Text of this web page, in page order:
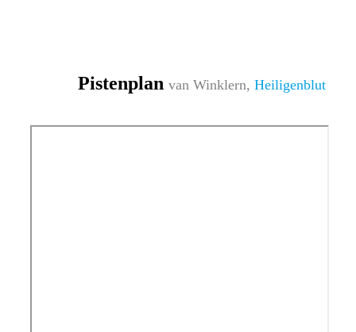
Pistenplan van Winklern, Heiligenblut